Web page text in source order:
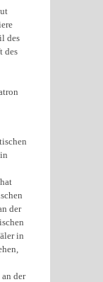
des
des
der
in
der